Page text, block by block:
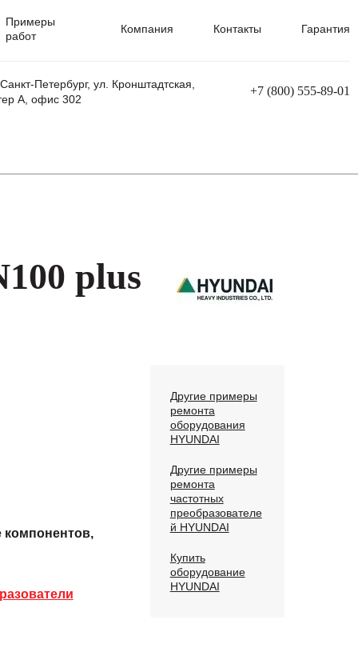
Примеры
работ
Компания Контакты Гарантия
Петербург, ул. Кронштадтская,
А, офис 302
+7 (800) 555-89-01
plus
компонентов,
Другие примеры
ремонта
оборудования
HYUNDAI
Другие примеры
ремонта
частотных
преобразователе
й HYUNDAI
Купить
оборудование
HYUNDAI